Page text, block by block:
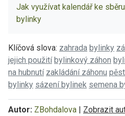
Jak využívat kalendář ke
bylinky
Klíčová slova: zahrada bylinky
jejich použití bylinkový záhon
na hubnutí zakládání záhonu
bylinky sázení bylinek semena
Autor: ZBohdalova | Zobrazit